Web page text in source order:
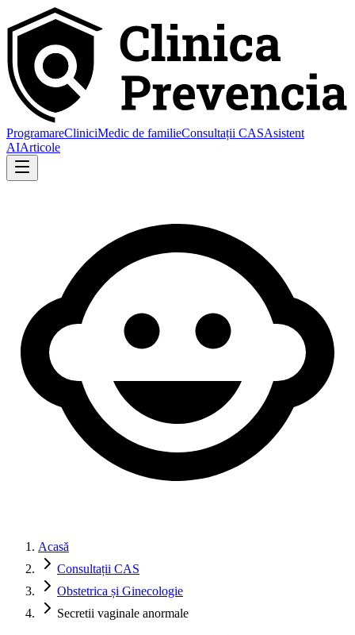
ProgramareCliniciMedic de familieConsultații CASAsistent
AIArticole
Acasă
Consultații CAS
Obstetrica și Ginecologie
Secretii vaginale anormale